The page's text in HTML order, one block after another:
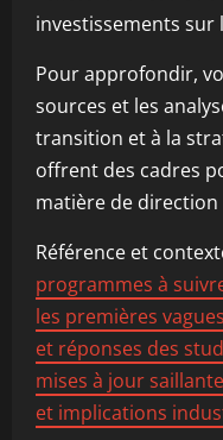
investissements sur
Pour approfondir,
sources et les
transition et à la
offrent des cadres
matière de direction
Référence et
programmes à
les premières
et réponses des
mises à jour
et implications